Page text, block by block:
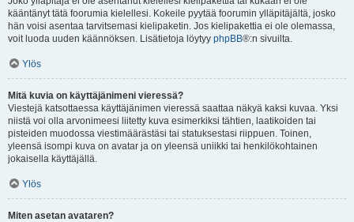
kääntänyt tätä foorumia kielellesi. Kokeile pyytää foorumin ylläpitäjältä, josko
hän voisi asentaa tarvitsemasi kielipaketin. Jos kielipakettia ei ole olemassa,
voit luoda uuden käännöksen. Lisätietoja löytyy phpBB®:n sivuilta.
Ylös
Mitä kuvia on käyttäjänimeni vieressä?
Viestejä katsottaessa käyttäjänimen vieressä saattaa näkyä kaksi kuvaa. Yksi
niistä voi olla arvonimeesi liitetty kuva esimerkiksi tähtien, laatikoiden tai
pisteiden muodossa viestimäärästäsi tai statuksestasi riippuen. Toinen,
yleensä isompi kuva on avatar ja on yleensä uniikki tai henkilökohtainen
jokaisella käyttäjällä.
Ylös
Miten asetan avataren?